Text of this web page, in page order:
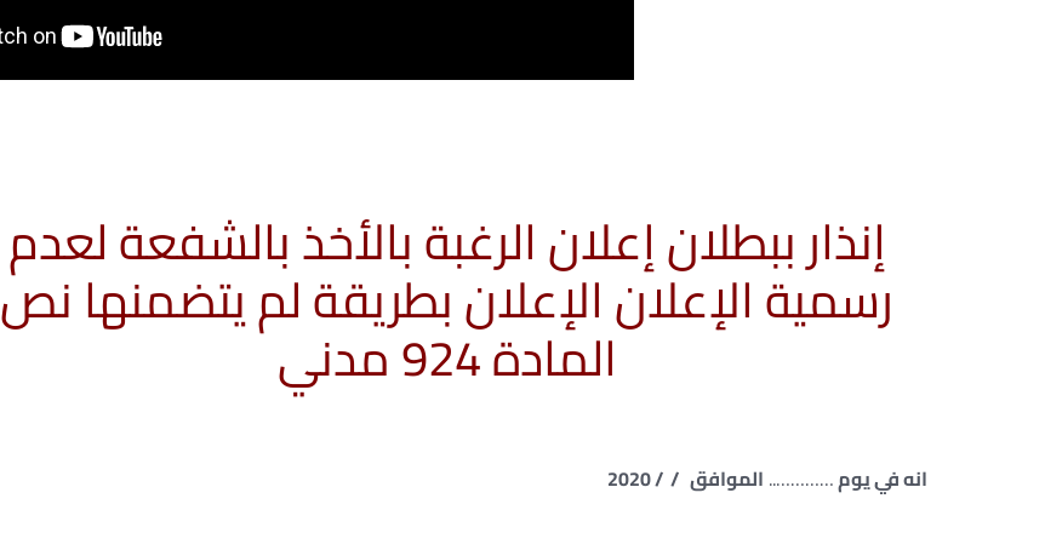
إنذار ببطلان إعلان الرغبة بالأخذ بالشفعة لعدم
رسمية الإعلان الإعلان بطريقة لم يتضمنها نص
المادة 924 مدني
انه في يوم………….. الموافق / / 2020